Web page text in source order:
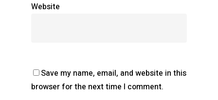
Website
Save my name, email, and website in this
browser for the next time I comment.